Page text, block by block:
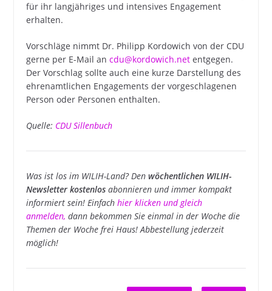
für ihr langjähriges und intensives Engagement
erhalten.
Vorschläge nimmt Dr. Philipp Kordowich von der CDU
gerne per E-Mail an cdu@kordowich.netentgegen.
Der Vorschlag sollte auch eine kurze Darstellung des
ehrenamtlichen Engagements der vorgeschlagenen
Person oder Personen enthalten.
Quelle: CDU Sillenbuch
Was ist los im WILIH-Land? Den wöchentlichen WILIH-
Newsletter kostenlosabonnieren und immer kompakt
informiert sein! Einfach hier klicken und gleich
anmelden, dann bekommen Sie einmal in der Woche die
Themen der Woche frei Haus! Abbestellung jederzeit
möglich!